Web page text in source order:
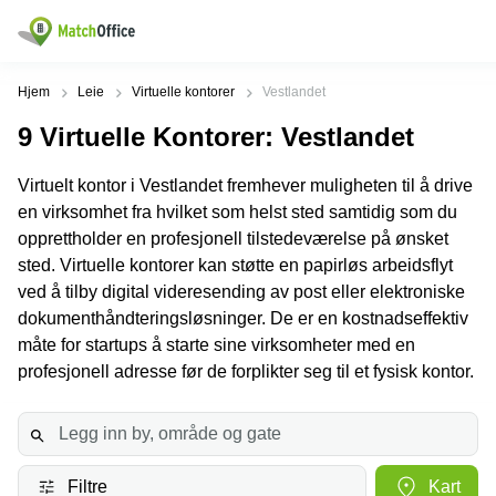
Leie/utleie
Produktsider
Kontor
Kontorfellesskap
Kontorhoteller
kontor
Lager
Populære
Næringslokaler
til leie Oslo
Kontorhotell
Oslo
Coworking
Oslo
Leie
Oslo
Leie
møterom
Populære
Innspurten
11 Oslo
Hoffsveien
1 Oslo
Henrik
Ibsens
gate
Nedre
Slottsgate
4m Oslo
Hjelp
Om oss
Opprett annonse
Pris
Logg inn
Hjem Leie Virtuelle kontorer Vestlandet
9 Virtuelle Kontorer: Vestlandet
Virtuelt kontor i Vestlandet fremhever muligheten til å drive
en virksomhet fra hvilket som helst sted samtidig som du
opprettholder en profesjonell tilstedeværelse på ønsket
sted. Virtuelle kontorer kan støtte en papirløs arbeidsflyt
ved å tilby digital videresending av post eller elektroniske
dokumenthåndteringsløsninger. De er en kostnadseffektiv
måte for startups å starte sine virksomheter med en
profesjonell adresse før de forplikter seg til et fysisk kontor.
Filtre Kart